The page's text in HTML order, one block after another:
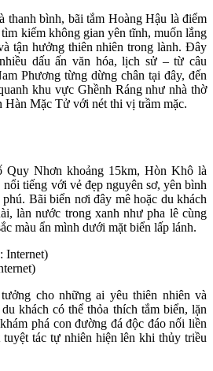
thanh bình, bãi tắm Hoàng Hậu là điểm
kiếm không gian yên tĩnh, muốn lắng
tận hưởng thiên nhiên trong lành. Đây
dấu ấn văn hóa, lịch sử – từ câu
Phương từng dừng chân tại đây, đến
khu vực Ghềnh Ráng như nhà thờ
Hàn Mặc Tử với nét thi vị trầm mặc.
Quy Nhơn khoảng 15km, Hòn Khô là
tiếng với vẻ đẹp nguyên sơ, yên bình
Bãi biển nơi đây mê hoặc du khách
làn nước trong xanh như pha lê cùng
màu ẩn mình dưới mặt biển lấp lánh.
cho những ai yêu thiên nhiên và
khách có thể thỏa thích tắm biển, lặn
phá con đường đá độc đáo nối liền
tác tự nhiên hiện lên khi thủy triều